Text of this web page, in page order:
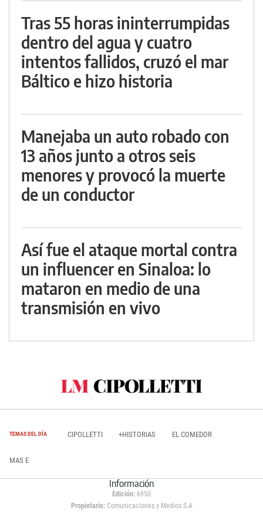
Tras 55 horas ininterrumpidas
dentro del agua y cuatro
intentos fallidos, cruzó el mar
Báltico e hizo historia
Manejaba un auto robado con
13 años junto a otros seis
menores y provocó la muerte
de un conductor
Así fue el ataque mortal contra
un influencer en Sinaloa: lo
mataron en medio de una
transmisión en vivo
TEMAS DEL DÍA CIPOLLETTI +HISTORIAS EL COMEDOR
MAS E
Información
Edición: 6950
Propietario:Comunicaciones y Medios S.A